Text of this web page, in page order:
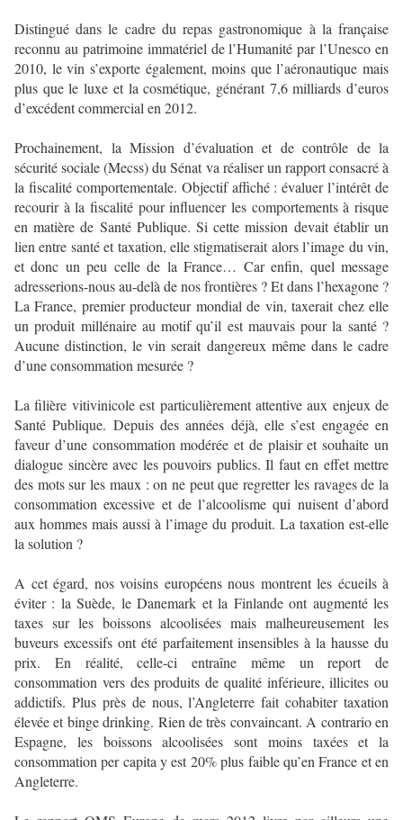
Distingué dans le cadre du repas gastronomique à la française
reconnu au patrimoine immatériel de l’Humanité par l’Unesco en
2010, le vin s’exporte également, moins que l’aéronautique mais
plus que le luxe et la cosmétique, générant 7,6 milliards d’euros
d’excédent commercial en 2012.
Prochainement, la Mission d’évaluation et de contrôle de la
sécurité sociale (Mecss) du Sénat va réaliser un rapport consacré à
la fiscalité comportementale. Objectif affiché : évaluer l’intérêt de
recourir à la fiscalité pour influencer les comportements à risque
en matière de Santé Publique. Si cette mission devait établir un
lien entre santé et taxation, elle stigmatiserait alors l’image du vin,
et donc un peu celle de la France… Car enfin, quel message
adresserions-nous au-delà de nos frontières ? Et dans l’hexagone ?
La France, premier producteur mondial de vin, taxerait chez elle
un produit millénaire au motif qu’il est mauvais pour la santé ?
Aucune distinction, le vin serait dangereux même dans le cadre
d’une consommation mesurée ?
La filière vitivinicole est particulièrement attentive aux enjeux de
Santé Publique. Depuis des années déjà, elle s’est engagée en
faveur d’une consommation modérée et de plaisir et souhaite un
dialogue sincère avec les pouvoirs publics. Il faut en effet mettre
des mots sur les maux : on ne peut que regretter les ravages de la
consommation excessive et de l’alcoolisme qui nuisent d’abord
aux hommes mais aussi à l’image du produit. La taxation est-elle
la solution ?
A cet égard, nos voisins européens nous montrent les écueils à
éviter : la Suède, le Danemark et la Finlande ont augmenté les
taxes sur les boissons alcoolisées mais malheureusement les
buveurs excessifs ont été parfaitement insensibles à la hausse du
prix. En réalité, celle-ci entraîne même un report de
consommation vers des produits de qualité inférieure, illicites ou
addictifs. Plus près de nous, l’Angleterre fait cohabiter taxation
élevée et binge drinking. Rien de très convaincant. A contrario en
Espagne, les boissons alcoolisées sont moins taxées et la
consommation per capita y est 20% plus faible qu’en France et en
Angleterre.